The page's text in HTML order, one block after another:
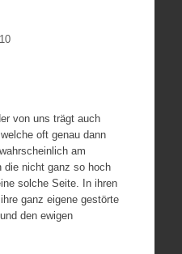
10
von uns trägt auch
oft genau dann
am
die nicht ganz so hoch
solche Seite. In ihren
ganz eigene gestörte
den ewigen